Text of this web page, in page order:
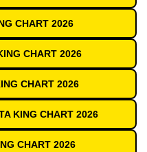
CHART 2026
CHART 2026
CHART 2026
KING CHART 2026
CHART 2026